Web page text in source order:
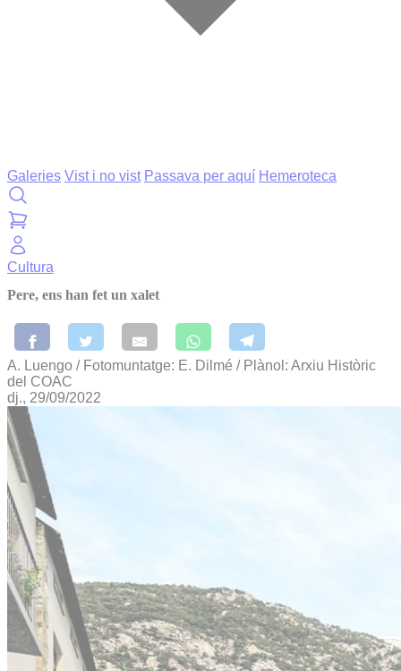
Galeries Vist i no vist Passava per aquí Hemeroteca
Cultura
Pere, ens han fet un xalet
A. Luengo / Fotomuntatge: E. Dilmé / Plànol: Arxiu Històric
del COAC
dj., 29/09/2022